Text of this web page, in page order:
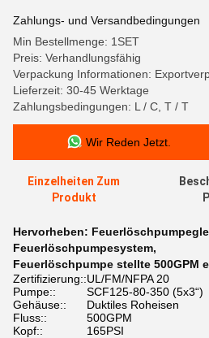
Zahlungs- und Versandbedingungen
Min Bestellmenge: 1SET
Preis: Verhandlungsfähig
Verpackung Informationen:
Lieferzeit: 30-45 Werktage
Zahlungsbedingungen: L / C, T / T
Wir Reden Jetzt.
Einzelheiten Zum
Produkt
Hervorheben:
Feuerlöschpumpesystem,
Feuerlöschpumpe stellte 500GPM
Zertifizierung::UL/FM/NFPA 20
Pumpe::
SCF125-80-350 (5x3“)
Gehäuse::
Duktiles Roheisen
Fluss::
500GPM
Kopf::
165PSI